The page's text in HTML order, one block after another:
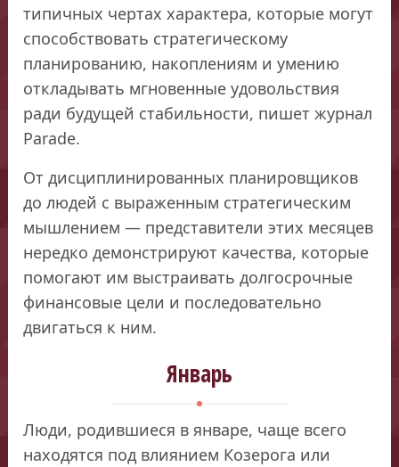
типичных чертах характера, которые могут
способствовать стратегическому
планированию, накоплениям и умению
откладывать мгновенные удовольствия
ради будущей стабильности, пишет журнал
Parade.
От дисциплинированных планировщиков
до людей с выраженным стратегическим
мышлением — представители этих месяцев
нередко демонстрируют качества, которые
помогают им выстраивать долгосрочные
финансовые цели и последовательно
двигаться к ним.
Январь
Люди, родившиеся в январе, чаще всего
находятся под влиянием Козерога или